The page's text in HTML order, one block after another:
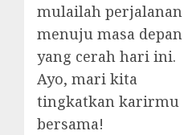
mulailah perjalanan
menuju masa depan
yang cerah hari ini.
Ayo, mari kita
tingkatkan karirmu
bersama!